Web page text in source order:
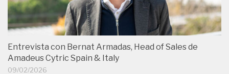
Entrevista con Bernat Armadas, Head of Sales de
Amadeus Cytric Spain & Italy
09/02/2026